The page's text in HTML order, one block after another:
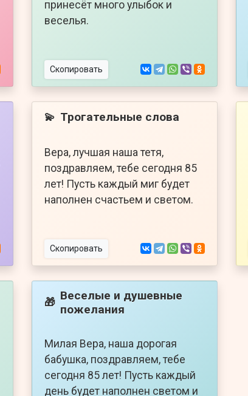
принесёт много улыбок и
веселья.
Скопировать
💫 Трогательные слова
Вера, лучшая наша тетя,
поздравляем, тебе сегодня 85
лет! Пусть каждый миг будет
наполнен счастьем и светом.
Скопировать
🎁 Веселые и душевные
пожелания
Милая Вера, наша дорогая
бабушка, поздравляем, тебе
сегодня 85 лет! Пусть каждый
день будет наполнен светом и